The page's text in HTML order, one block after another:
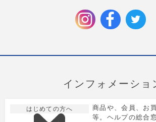
お歳暮特集を公開しました。
インフォメーショ
はじめての方へ
商品や、会員、お
等。ヘルプの総合